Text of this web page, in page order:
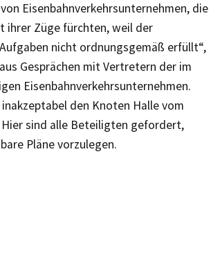
Eisenbahnverkehrsunternehmen, die
ihrer Züge fürchten, weil der
nicht ordnungsgemäß erfüllt“,
Gesprächen mit Vertretern der im
Eisenbahnverkehrsunternehmen.
den Knoten Halle vom
Hier sind alle Beteiligten gefordert,
Pläne vorzulegen.